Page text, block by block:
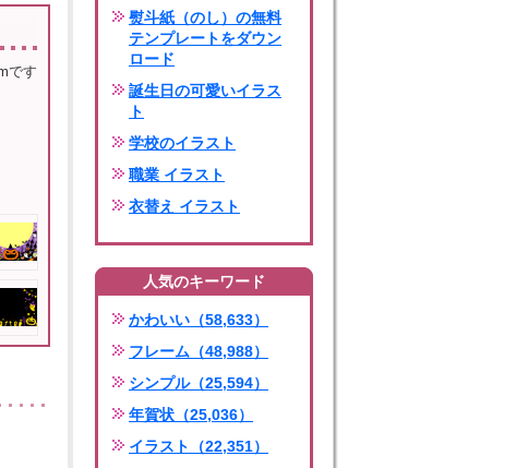
です
熨斗紙（のし）の無料
テンプレートをダウン
ロード
誕生日の可愛いイラス
ト
学校のイラスト
職業 イラスト
衣替え イラスト
人気のキーワード
かわいい（58,633）
フレーム（48,988）
シンプル（25,594）
年賀状（25,036）
イラスト（22,351）